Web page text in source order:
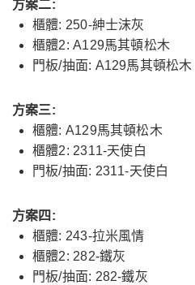
方案二:
櫃體: 250-紳士沫灰
櫃體2: A129馬其頓松木
門板/抽面: A129馬其頓松木
方案三:
櫃體: A129馬其頓松木
櫃體2: 2311-天使白
門板/抽面: 2311-天使白
方案四:
櫃體: 243-拉米風情
櫃體2: 282-鐵灰
門板/抽面: 282-鐵灰